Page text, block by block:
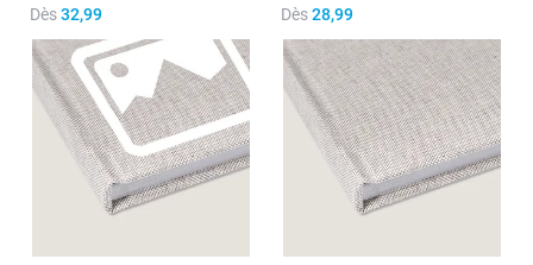
Dès32,99 Dès28,99